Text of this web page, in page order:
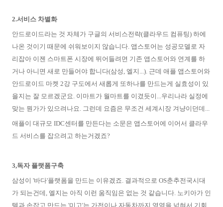
2.서비스 차별화
안드로이드라는 것 자체가 구글의 서비스전략(클라우드 컴퓨팅) 하에
나온 것이기 때문에 쉬워보이지 않습니다. 앱스토어는 성공모델로 자
리잡아 이젠 스마트폰 시장에 뛰어들려면 기존 앱스토어와 연계를 하
거나 아니면 새로 만들어야 합니다(삼성, 엘지...). 근데 애플 앱스토어와
안드로이드 마켓 2강 구도에서 새롭게 또하나를 만드는게 실효성이 있
을지는 잘 모르겠군요. 이마트가 월마트를 이겼듯이...우리나라 실정에
맞는 뭔가가 있으려나요. 그런데 요즘은 무조건 세계시장 겨냥이던데...
애플이 대규모 IDC센터를 만든다는 소문은 앱스토어에 이어서 클라우
드 서비스를 잡으려고 하는거겠죠?
3,독자 플랫폼구축
삼성이 '바다'플랫폼을 만드는 이유겠죠. 결과적으로 OS춘추전국시대
가 되는건데, 엘지는 아직 이런 움직임은 없는 것 같습니다. 노키아가 인
텔과 손잡고 만드는 '미고'는 가전이나 자동차까지 영역을 넓혀서 기회